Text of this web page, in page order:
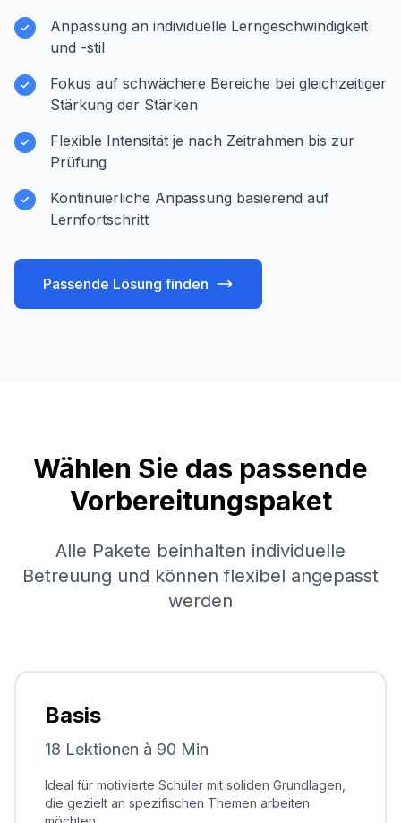
Anpassung an individuelle Lerngeschwindigkeit
und -stil
Fokus auf schwächere Bereiche bei gleichzeitiger
Stärkung der Stärken
Flexible Intensität je nach Zeitrahmen bis zur
Prüfung
Kontinuierliche Anpassung basierend auf
Lernfortschritt
Passende Lösung finden
Wählen Sie das passende
Vorbereitungspaket
Alle Pakete beinhalten individuelle
Betreuung und können flexibel angepasst
werden
Basis
18 Lektionen à 90 Min
Ideal für motivierte Schüler mit soliden Grundlagen,
die gezielt an spezifischen Themen arbeiten